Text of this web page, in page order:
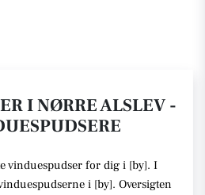
I NØRRE ALSLEV -
vinduespudser for dig i [by]. I
i [by]. Oversigten